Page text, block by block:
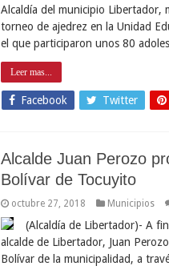
Alcaldía del municipio
torneo de ajedrez en la Unidad
el que participaron unos 80
Leer mas...
Facebook Twitter
Alcalde Juan Perozo
Bolívar de Tocuyito
octubre 27, 2018 Municipios
(Alcaldía de Libertador)- A
alcalde de Libertador, Juan
Bolívar de la municipalidad, a